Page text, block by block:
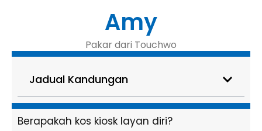
Amy
Pakar dari Touchwo
Jadual Kandungan
Berapakah kos kiosk layan diri?